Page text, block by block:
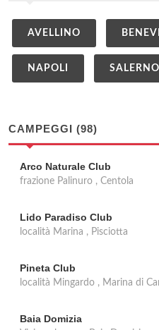
AVELLINO
NAPOLI SALERNO
CAMPEGGI (98)
Arco Naturale Club
frazione Palinuro , Centola
Lido Paradiso Club
località Marina , Pisciotta
Pineta Club
località Mingardo , Marina di
Baia Domizia